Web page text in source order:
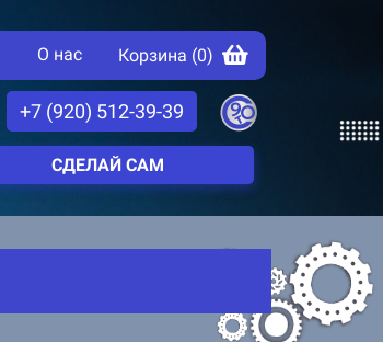
О нас Корзина (0)
+7 (920) 512-39-39
СДЕЛАЙ САМ